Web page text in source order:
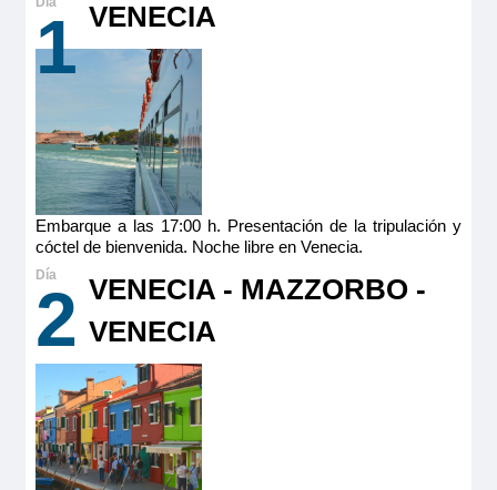
1 VENECIA
Embarque a las 17:00 h. Presentación de la tripulación y
cóctel de bienvenida. Noche libre en Venecia.
2 VENECIA - MAZZORBO -
VENECIA